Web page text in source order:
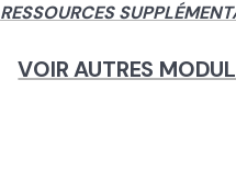
RESSOURCES
VOIR AUTRES